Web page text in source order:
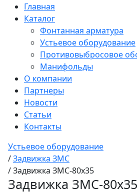
Главная
Каталог
Фонтанная арматура
Устьевое оборудование
Противовыбросовое
Манифольды
О компании
Партнеры
Новости
Статьи
Контакты
Устьевое оборудование
/Задвижка ЗМС
/Задвижка ЗМС-80х35
Задвижка ЗМС-80х35